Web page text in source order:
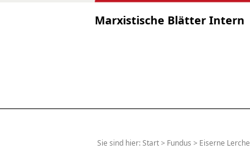
Marxistische Blätter Intern
Sie sind hier:Start > Fundus > Eiserne Lerche